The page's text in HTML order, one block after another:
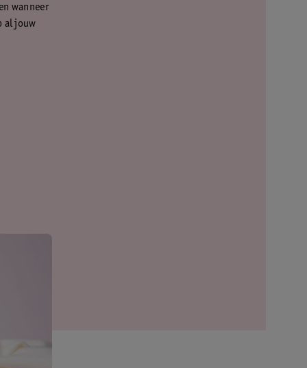
wanneer
al jouw